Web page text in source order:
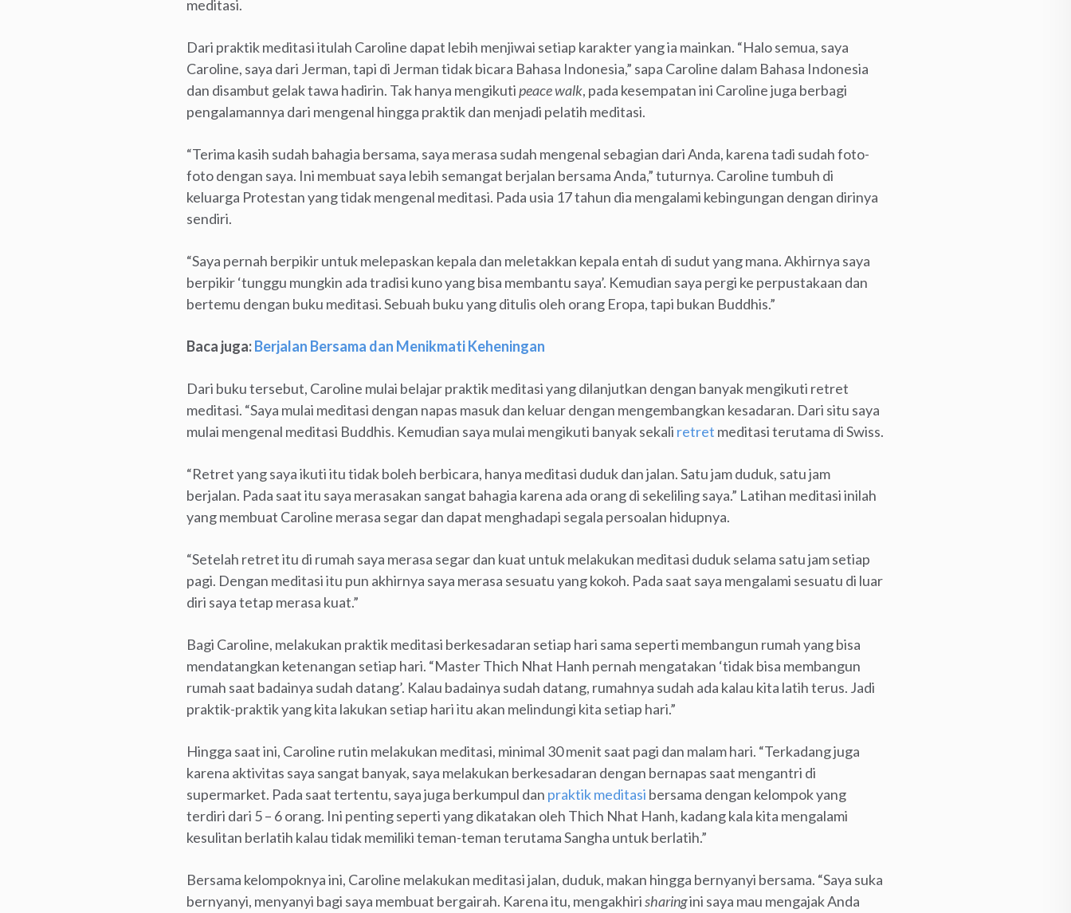
meditasi.
Dari praktik meditasi itulah Caroline dapat lebih menjiwai setiap karakter yang ia mainkan. “Halo semua, saya
Caroline, saya dari Jerman, tapi di Jerman tidak bicara Bahasa Indonesia,” sapa Caroline dalam Bahasa Indonesia
dan disambut gelak tawa hadirin. Tak hanya mengikutipeace walk, pada kesempatan ini Caroline juga berbagi
pengalamannya dari mengenal hingga praktik dan menjadi pelatih meditasi.
“Terima kasih sudah bahagia bersama, saya merasa sudah mengenal sebagian dari Anda, karena tadi sudah foto-
foto dengan saya. Ini membuat saya lebih semangat berjalan bersama Anda,” tuturnya. Caroline tumbuh di
keluarga Protestan yang tidak mengenal meditasi. Pada usia 17 tahun dia mengalami kebingungan dengan dirinya
sendiri.
“Saya pernah berpikir untuk melepaskan kepala dan meletakkan kepala entah di sudut yang mana. Akhirnya saya
berpikir ‘tunggu mungkin ada tradisi kuno yang bisa membantu saya’. Kemudian saya pergi ke perpustakaan dan
bertemu dengan buku meditasi. Sebuah buku yang ditulis oleh orang Eropa, tapi bukan Buddhis.”
Baca juga:Berjalan Bersama dan Menikmati Keheningan
Dari buku tersebut, Caroline mulai belajar praktik meditasi yang dilanjutkan dengan banyak mengikuti retret
meditasi. “Saya mulai meditasi dengan napas masuk dan keluar dengan mengembangkan kesadaran. Dari situ saya
mulai mengenal meditasi Buddhis. Kemudian saya mulai mengikuti banyak sekali retret meditasi terutama di Swiss.
“Retret yang saya ikuti itu tidak boleh berbicara, hanya meditasi duduk dan jalan. Satu jam duduk, satu jam
berjalan. Pada saat itu saya merasakan sangat bahagia karena ada orang di sekeliling saya.” Latihan meditasi inilah
yang membuat Caroline merasa segar dan dapat menghadapi segala persoalan hidupnya.
“Setelah retret itu di rumah saya merasa segar dan kuat untuk melakukan meditasi duduk selama satu jam setiap
pagi. Dengan meditasi itu pun akhirnya saya merasa sesuatu yang kokoh. Pada saat saya mengalami sesuatu di luar
diri saya tetap merasa kuat.”
Bagi Caroline, melakukan praktik meditasi berkesadaran setiap hari sama seperti membangun rumah yang bisa
mendatangkan ketenangan setiap hari. “Master Thich Nhat Hanh pernah mengatakan ‘tidak bisa membangun
rumah saat badainya sudah datang’. Kalau badainya sudah datang, rumahnya sudah ada kalau kita latih terus. Jadi
praktik-praktik yang kita lakukan setiap hari itu akan melindungi kita setiap hari.”
Hingga saat ini, Caroline rutin melakukan meditasi, minimal 30 menit saat pagi dan malam hari. “Terkadang juga
karena aktivitas saya sangat banyak, saya melakukan berkesadaran dengan bernapas saat mengantri di
supermarket. Pada saat tertentu, saya juga berkumpul dan praktik meditasi bersama dengan kelompok yang
terdiri dari 5 – 6 orang. Ini penting seperti yang dikatakan oleh Thich Nhat Hanh, kadang kala kita mengalami
kesulitan berlatih kalau tidak memiliki teman-teman terutama Sangha untuk berlatih.”
Bersama kelompoknya ini, Caroline melakukan meditasi jalan, duduk, makan hingga bernyanyi bersama. “Saya suka
bernyanyi, menyanyi bagi saya membuat bergairah. Karena itu, mengakhirisharingini saya mau mengajak Anda